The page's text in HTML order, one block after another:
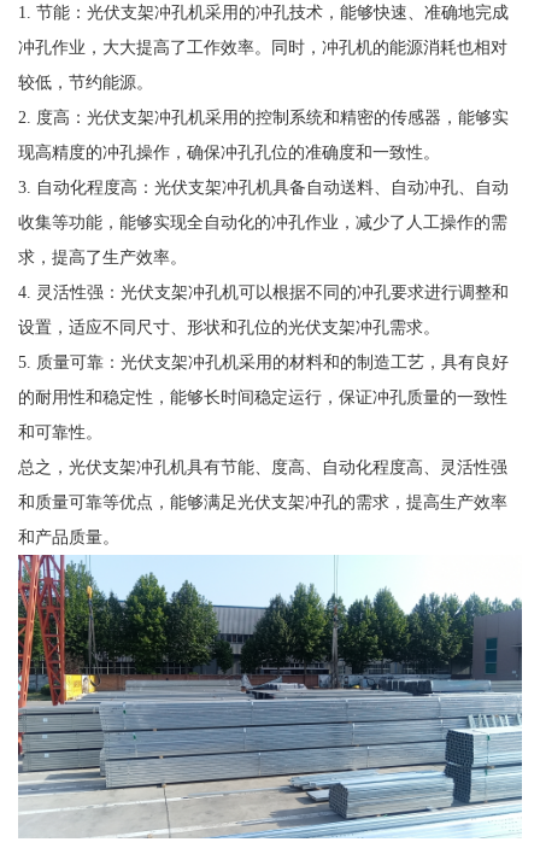
1. 节能：光伏支架冲孔机采用的冲孔技术，能够快速、准确地完成
冲孔作业，大大提高了工作效率。同时，冲孔机的能源消耗也相对
较低，节约能源。
2. 度高：光伏支架冲孔机采用的控制系统和精密的传感器，能够实
现高精度的冲孔操作，确保冲孔孔位的准确度和一致性。
3. 自动化程度高：光伏支架冲孔机具备自动送料、自动冲孔、自动
收集等功能，能够实现全自动化的冲孔作业，减少了人工操作的需
求，提高了生产效率。
4. 灵活性强：光伏支架冲孔机可以根据不同的冲孔要求进行调整和
设置，适应不同尺寸、形状和孔位的光伏支架冲孔需求。
5. 质量可靠：光伏支架冲孔机采用的材料和的制造工艺，具有良好
的耐用性和稳定性，能够长时间稳定运行，保证冲孔质量的一致性
和可靠性。
总之，光伏支架冲孔机具有节能、度高、自动化程度高、灵活性强
和质量可靠等优点，能够满足光伏支架冲孔的需求，提高生产效率
和产品质量。